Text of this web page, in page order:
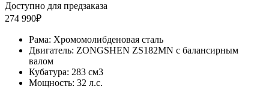
Доступно для предзаказа
274 990₽
Рама: Хромомолибденовая сталь
Двигатель: ZONGSHEN ZS182MN с балансирным
валом
Кубатура: 283 см3
Мощность: 32 л.с.